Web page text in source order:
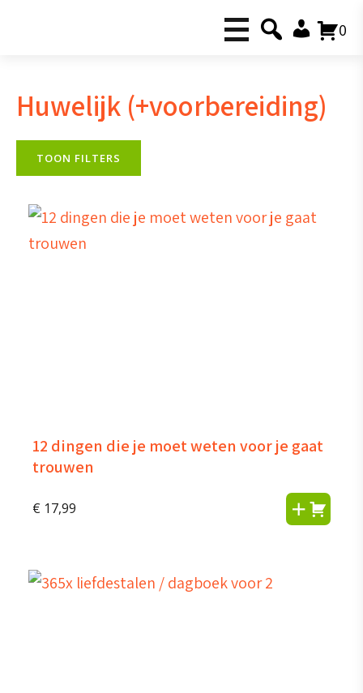
0
Huwelijk (+voorbereiding)
TOON FILTERS
12 dingen die je moet weten voor je gaat
trouwen
€ 17,99